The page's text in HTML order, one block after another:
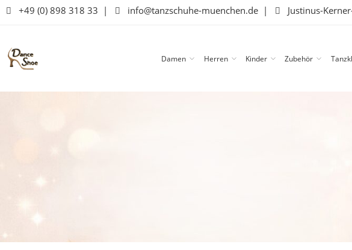
+49 (0) 898 318 33 | info@tanzschuhe-muenchen.de | Justinus-
Damen Herren Kinder Zubehör